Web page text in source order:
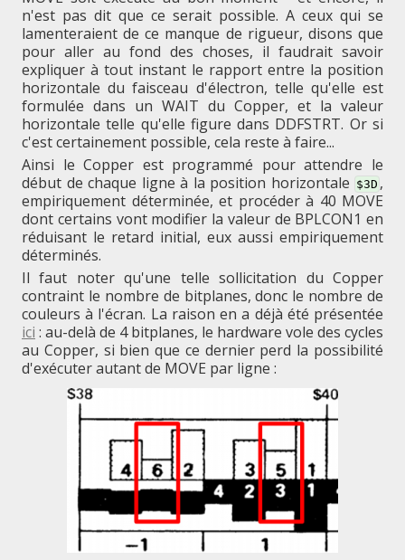
n'est pas dit que ce serait possible. A ceux qui se
lamenteraient de ce manque de rigueur, disons que
pour aller au fond des choses, il faudrait savoir
expliquer à tout instant le rapport entre la position
horizontale du faisceau d'électron, telle qu'elle est
formulée dans un WAIT du Copper, et la valeur
horizontale telle qu'elle figure dans DDFSTRT. Or si
c'est certainement possible, cela reste à faire...
Ainsi le Copper est programmé pour attendre le
début de chaque ligne à la position horizontale $3D ,
empiriquement déterminée, et procéder à 40 MOVE
dont certains vont modifier la valeur de BPLCON1 en
réduisant le retard initial, eux aussi empiriquement
déterminés.
Il faut noter qu'une telle sollicitation du Copper
contraint le nombre de bitplanes, donc le nombre de
couleurs à l'écran. La raison en a déjà été présentée
ici : au-delà de 4 bitplanes, le hardware vole des cycles
au Copper, si bien que ce dernier perd la possibilité
d'exécuter autant de MOVE par ligne :